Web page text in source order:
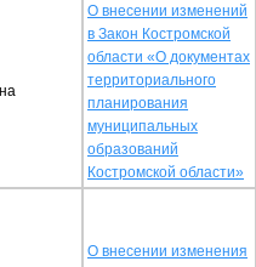
О внесении изменений
в Закон Костромской
области «О документах
территориального
планирования
муниципальных
образований
Костромской области»
О внесении изменения